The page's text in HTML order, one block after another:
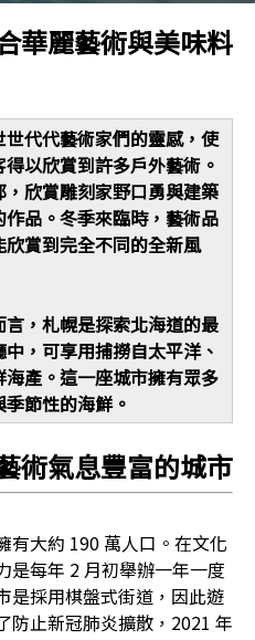
華麗藝術與美味料
代代藝術家們的靈感，使
以欣賞到許多戶外藝術。
，欣賞雕刻家野口勇與建築
品。冬季來臨時，藝術品
賞到完全不同的全新風
，札幌是探索北海道的最
，可享用捕撈自太平洋、
產。這一座城市擁有眾多
節性的海鮮。
術氣息豐富的城市
有大約 190 萬人口。在文化
是每年 2 月初舉辦一年一度
是採用棋盤式街道，因此遊
防止新冠肺炎擴散，2021 年